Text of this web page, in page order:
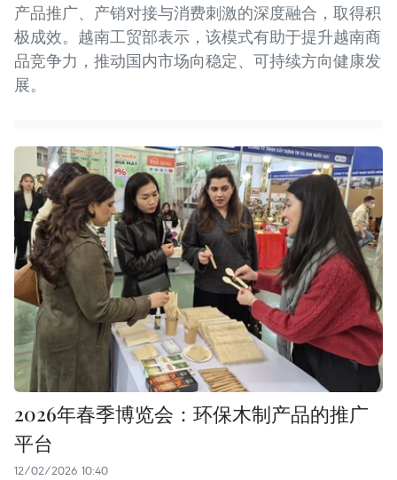
产品推广、产销对接与消费刺激的深度融合，取得积
极成效。越南工贸部表示，该模式有助于提升越南商
品竞争力，推动国内市场向稳定、可持续方向健康发
展。
2026年春季博览会：环保木制产品的推广
平台
12/02/2026 10:40